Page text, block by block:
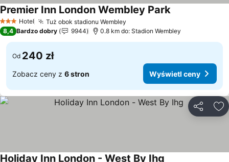
3 Kategoria
Hotel Tuż obok stadionu Wembley
Premier Inn London Wembley ParkWyświetl ceny
8,4 Bardzo dobry 9944 0.8 km do: Stadion Wembley
Od 240 zł
Zobacz ceny z 6 stron Wyświetl ceny
Holiday Inn London - West By Ihg